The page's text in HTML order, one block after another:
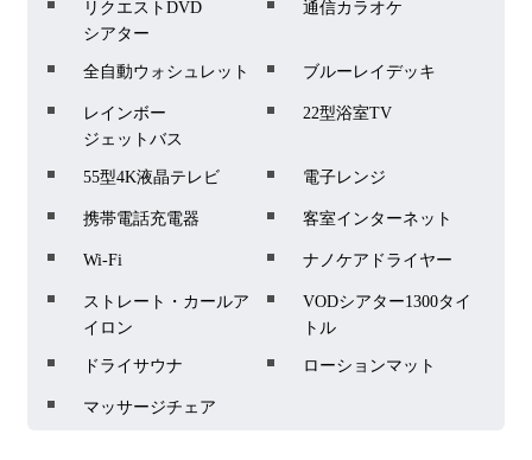
リクエストDVD
シアター
通信カラオケ
全自動ウォシュレット ブルーレイデッキ
レインボー
ジェットバス
22型浴室TV
55型4K液晶テレビ 電子レンジ
携帯電話充電器 客室インターネット
Wi-Fi ナノケアドライヤー
ストレート・カールア
イロン
VODシアター1300タイ
トル
ドライサウナ ローションマット
マッサージチェア